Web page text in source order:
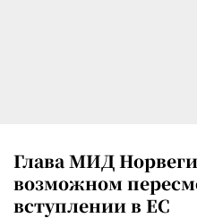
Глава МИД
возможном
вступлении в ЕС